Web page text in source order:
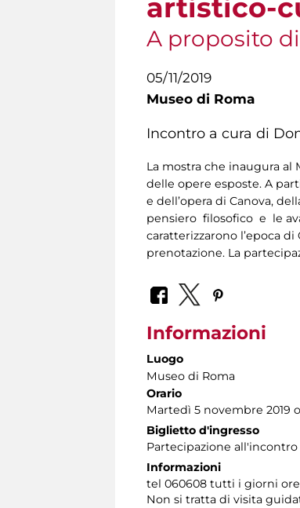
artistico-
A proposito
05/11/2019
Museo di Roma
Incontro a cura di
La mostra che inaugura
delle opere esposte. A
e dell’opera di Canova,
pensiero filosofico e le
caratterizzarono l’epoca
prenotazione. La
Informazioni
Luogo
Museo di Roma
Orario
Martedì 5 novembre 2019
Biglietto d'ingresso
Partecipazione
Informazioni
tel 060608 tutti i giorni ore
Non si tratta di visita